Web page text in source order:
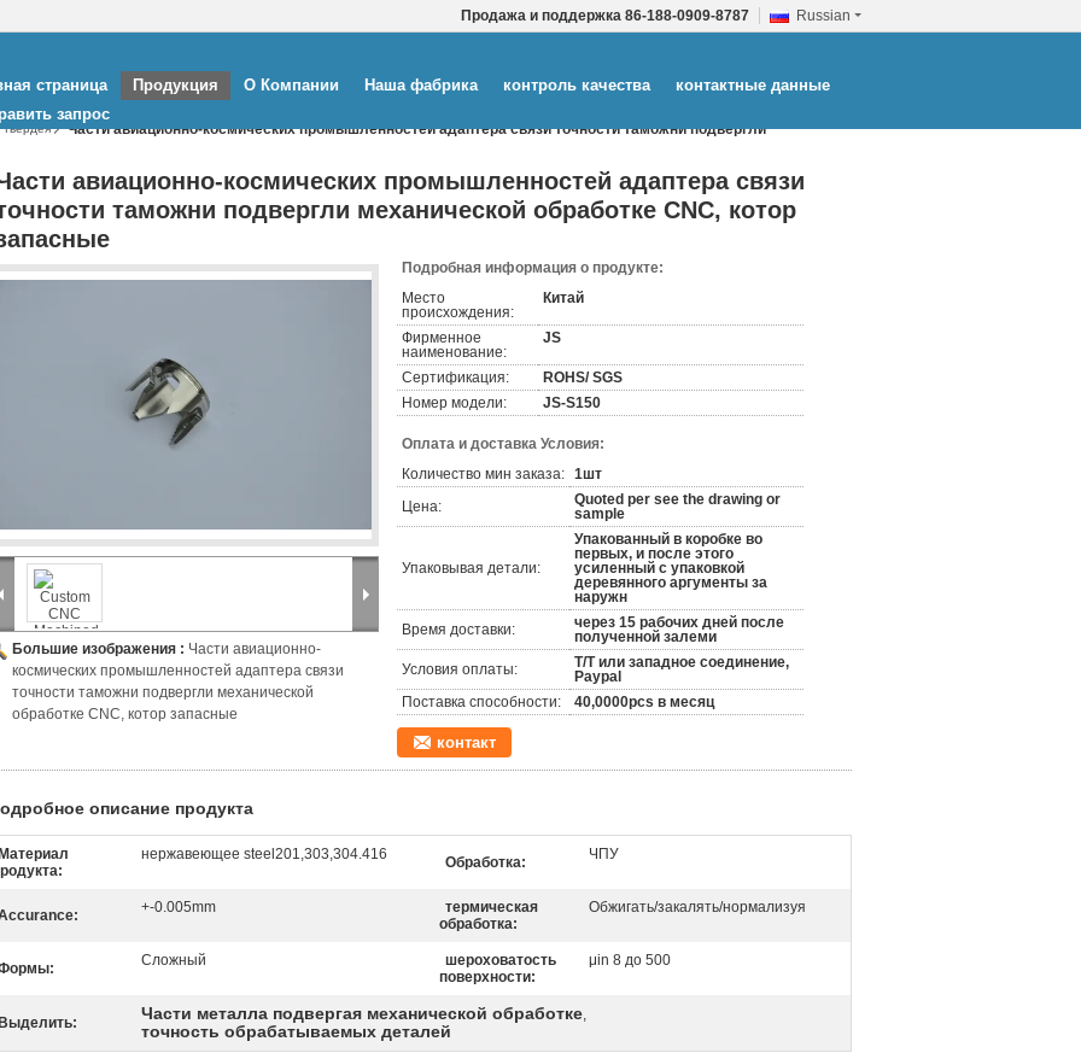
Russian
Продажа и поддержка 86-188-0909-8787
страница Продукция О Компании Наша фабрика контроль качества
контактные данные
запрос
Части авиационно-космических промышленностей адаптера связи точности таможни подвергли
авиационно-космических промышленностей адаптера связи
таможни подвергли механической обработке CNC, котор
Большие изображения : Части авиационно-
космических промышленностей адаптера связи
точности таможни подвергли механической
обработке CNC, котор запасные
Подробная информация о продукте:
Место
происхождения:
Китай
Фирменное
наименование:
JS
Сертификация:
ROHS/ SGS
Номер модели:
JS-S150
Оплата и доставка Условия:
Количество мин заказа: 1шт
Цена:
Quoted per see the drawing or
sample
Упаковывая детали:
Упакованный в коробке во
первых, и после этого
усиленный с упаковкой
деревянного аргументы за
наружн
Время доставки:
через 15 рабочих дней после
полученной залеми
Условия оплаты:
T/T или западное соединение,
Paypal
Поставка способности:
40,0000pcs в месяц
контакт
описание продукта
нержавеющее steel201,303,304.416 Обработка: ЧПУ
+-0.005mm
термическая
обработка:
Обжигать/закалять/нормализуя
Сложный
шероховатость
поверхности:
μin 8 до 500
Части металла подвергая механической обработке,
точность обрабатываемых деталей